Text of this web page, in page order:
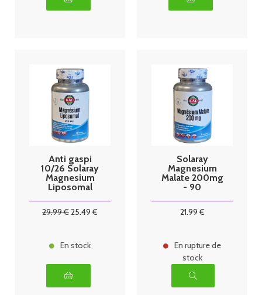
Anti gaspi
10/26 Solaray
Magnesium
Liposomal
végétales
29.99€25.49 €
En stock
Solaray
Magnesium
Malate 200mg
- 90
21.99€
En rupture de
stock